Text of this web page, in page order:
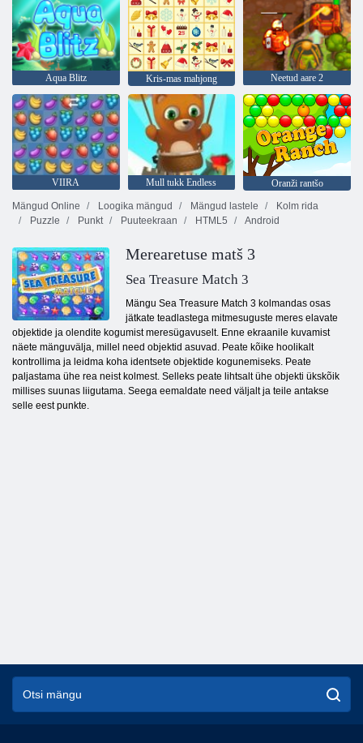
Aqua Blitz Kris-mas mahjong Neetud aare 2
VIIRA Mull tukk Endless
Oranži rantšo
Mängud Online
Loogika mängud Mängud lastele
Kolm rida
Puzzle
Punkt Puuteekraan HTML5 Android
Merearetuse matš 3
Sea Treasure Match 3
Mängu Sea Treasure Match 3 kolmandas osas
jätkate teadlastega mitmesuguste meres elavate
objektide ja olendite kogumist meresügavuselt. Enne ekraanile kuvamist
näete mänguvälja, millel need objektid asuvad. Peate kõike hoolikalt
kontrollima ja leidma koha identsete objektide kogunemiseks. Peate
paljastama ühe rea neist kolmest. Selleks peate lihtsalt ühe objekti ükskõik
millises suunas liigutama. Seega eemaldate need väljalt ja teile antakse
selle eest punkte.